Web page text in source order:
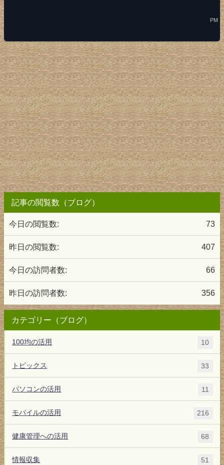
PM
記事の閲覧数（ブログ）
73
今日の閲覧数:
407
昨日の閲覧数:
66
今日の訪問者数:
356
昨日の訪問者数:
カテゴリー（ブログ）
100均の活用 10
トピックス 33
パソコンの活用 11
モバイルの活用 216
健康管理への活用 68
情報収集 51